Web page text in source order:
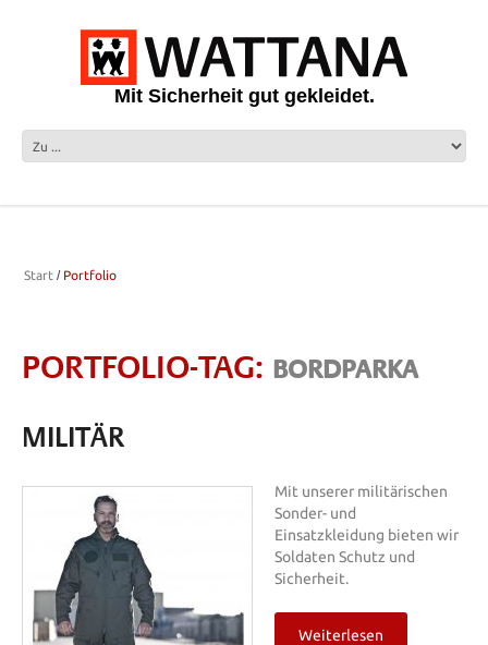
Mit Sicherheit gut gekleidet.
Start Portfolio
PORTFOLIO-TAG: BORDPARKA
MILITÄR
Mit unserer militärischen
Sonder- und
Einsatzkleidung bieten wir
Soldaten Schutz und
Sicherheit.
Weiterlesen